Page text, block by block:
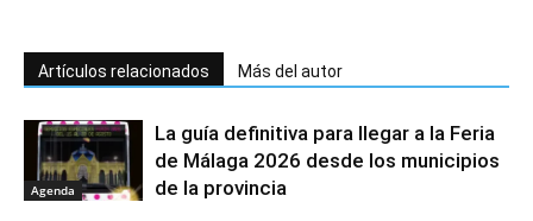
Artículos relacionados Más del autor
Agenda
La guía definitiva para llegar a la Feria
de Málaga 2026 desde los municipios
de la provincia